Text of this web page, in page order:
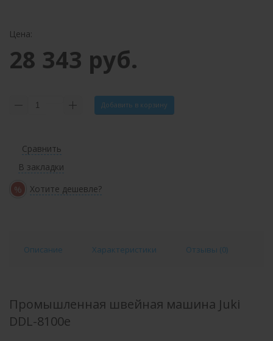
Цена:
28 343 руб.
Добавить в корзину
Сравнить
В закладки
% Хотите дешевле?
Описание Характеристики Отзывы (0)
Промышленная швейная машина Juki
DDL-8100e